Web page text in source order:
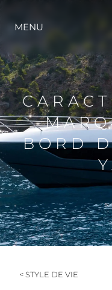
LA
MENU
BORD
< STYLE DE VIE